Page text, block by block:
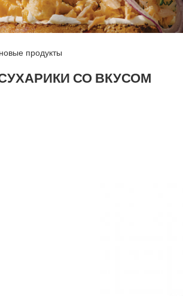
новые продукты
СО ВКУСОМ